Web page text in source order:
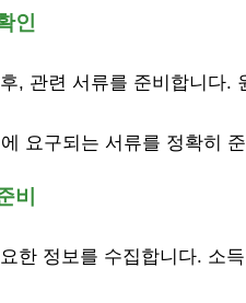
인
, 관련 서류를 준비합니다.
요구되는 서류를 정확히
비
한 정보를 수집합니다. 소